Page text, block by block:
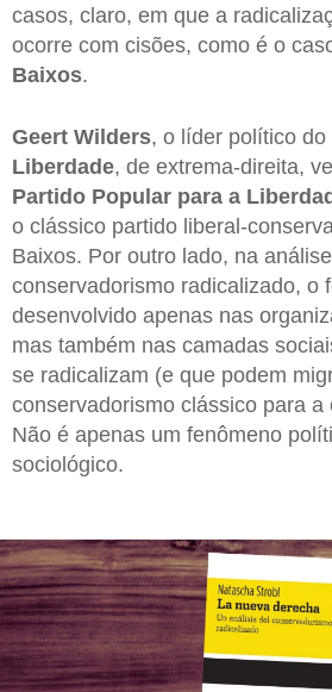
casos, claro, em que a
ocorre com cisões, como é o
Baixos.
Geert Wilders, o líder político do
Liberdade, de extrema-direita,
Partido Popular para a
o clássico partido liberal-
Baixos. Por outro lado, na
conservadorismo radicalizado, o
desenvolvido apenas nas
mas também nas camadas
se radicalizam (e que podem
conservadorismo clássico para a
Não é apenas um fenômeno
sociológico.